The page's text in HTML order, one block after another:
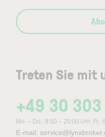
Treten Sie mit
+49 30
Mo. – Do.: 8:00 – 20:00 Uhr, Fr.:
E-mail: